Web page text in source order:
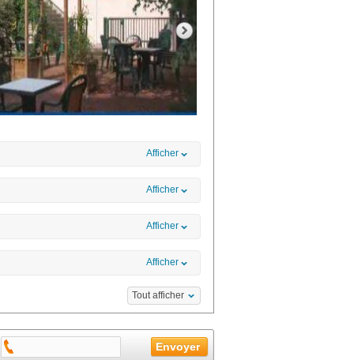
Afficher
Afficher
Afficher
Afficher
Tout afficher